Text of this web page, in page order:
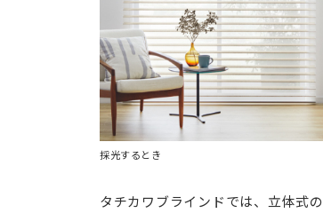
採光するとき
タチカワブラインドでは、立体式の